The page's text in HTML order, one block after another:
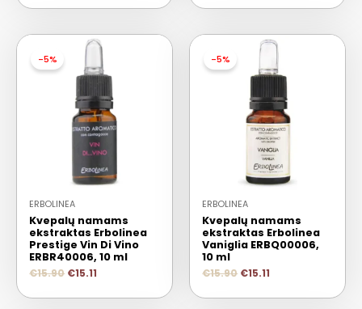
-5%
ERBOLINEA
Kvepalų namams
ekstraktas Erbolinea
Prestige Vin Di Vino
ERBR40006, 10 ml
€15.90 €15.11
-5%
ERBOLINEA
Kvepalų namams
ekstraktas Erbolinea
Vaniglia ERBQ00006,
10 ml
€15.90 €15.11